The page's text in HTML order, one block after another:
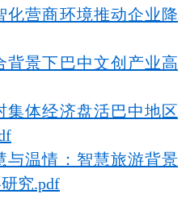
化营商环境推动企业降
背景下巴中文创产业高
集体经济盘活巴中地区
与温情：智慧旅游背景
究.pdf